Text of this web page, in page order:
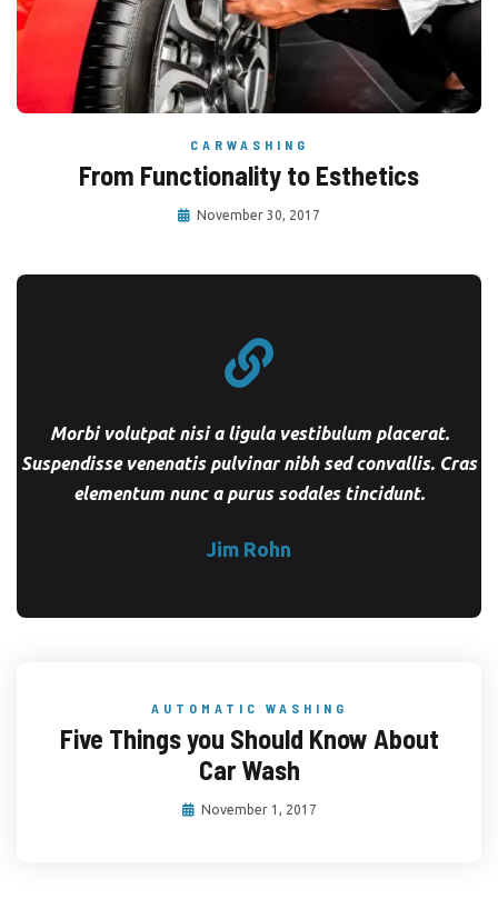
CARWASHING
From Functionality to Esthetics
November 30, 2017
Morbi volutpat nisi a ligula vestibulum placerat.
Suspendisse venenatis pulvinar nibh sed convallis. Cras
elementum nunc a purus sodales tincidunt.
Jim Rohn
AUTOMATIC WASHING
Five Things you Should Know About
Car Wash
November 1, 2017